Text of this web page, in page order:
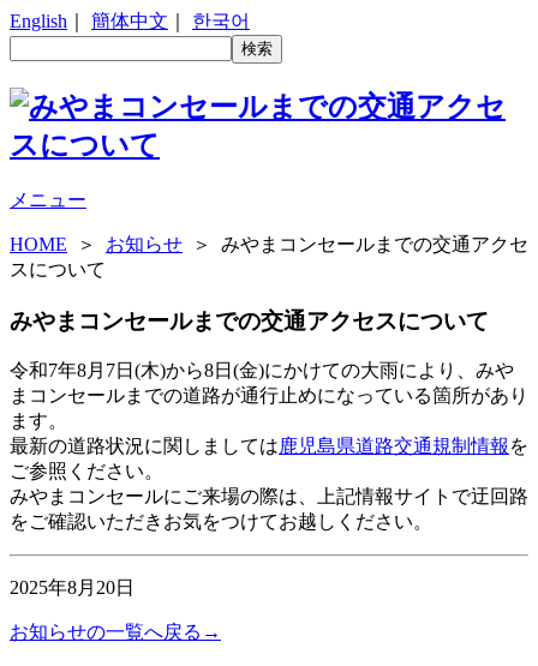
English 簡体中文 한국어
メニュー
HOME ＞ お知らせ ＞ みやまコンセールまでの交通アクセ
スについて
みやまコンセールまでの交通アクセスについて
令和7年8月7日(木)から8日(金)にかけての大雨により、みや
まコンセールまでの道路が通行止めになっている箇所があり
ます。
最新の道路状況に関しましては鹿児島県道路交通規制情報 を
ご参照ください。
みやまコンセールにご来場の際は、上記情報サイトで迂回路
をご確認いただきお気をつけてお越しください。
2025年8月20日
お知らせの一覧へ戻る→